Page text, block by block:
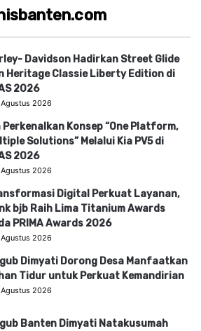
Davidson Hadirkan Street Glide
Heritage Classie Liberty Edition di
2026
2026
Perkenalkan Konsep “One Platform,
Solutions” Melalui Kia PV5 di
2026
2026
Digital Perkuat Layanan,
bjb Raih Lima Titanium Awards
PRIMA Awards 2026
2026
Dimyati Dorong Desa Manfaatkan
Tidur untuk Perkuat Kemandirian
2026
Banten Dimyati Natakusumah